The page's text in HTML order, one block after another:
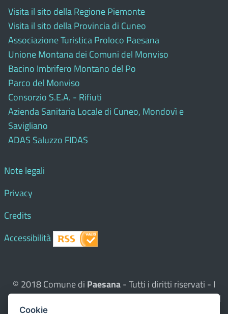
Visita il sito della Regione Piemonte
Visita il sito della Provincia di Cuneo
Associazione Turistica Proloco Paesana
Unione Montana dei Comuni del Monviso
Bacino Imbrifero Montano del Po
Parco del Monviso
Consorzio S.E.A. - Rifiuti
Azienda Sanitaria Locale di Cuneo, Mondovì e
Savigliano
ADAS Saluzzo FIDAS
Note legali
Privacy
Credits
Accessibilità
© 2018 Comune di Paesana- Tutti i diritti riservati - I
contenuti del sito, testi e immagini sono di proprietà del
Cookie